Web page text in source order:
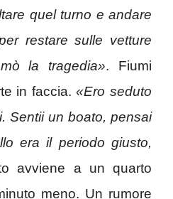
quel turno e andare
restare sulle vetture
la tragedia». Fiumi
in faccia.«Ero seduto
Sentii un boato, pensai
era il periodo giusto,
avviene a un quarto
meno. Un rumore